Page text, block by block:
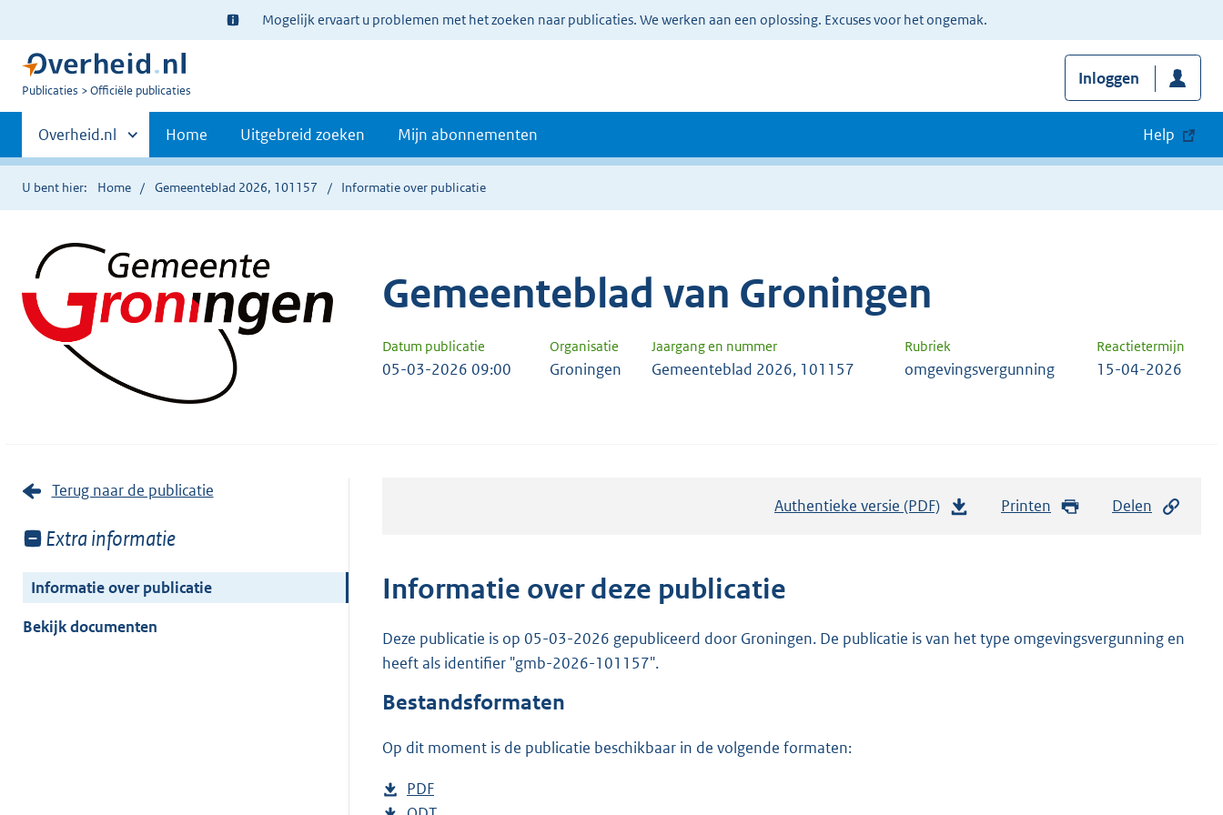
Ter
informatie:
Mogelijk ervaart u problemen met het zoeken naar publicaties. We werken aan een oplossing. Excuses voor het ongemak.
U
Publicaties Officiële publicaties
Inloggen
Primaire
navigatie
Andere
sites
binnen
Overheid.nl Home Uitgebreid zoeken Mijn abonnementen Help
U bent hier: Home Gemeenteblad 2026, 101157 Informatie over publicatie
Gemeenteblad van Groningen
Datum publicatie Organisatie Jaargang en nummer Rubriek Reactietermijn
05-03-2026 09:00 Groningen Gemeenteblad 2026, 101157 omgevingsvergunning 15-04-2026
Terug naar de publicatie
Toon
van:
Extra informatie
Informatie over publicatie
Bekijk documenten
Authentieke versie (PDF) Printen Delen
Informatie over deze publicatie
Deze publicatie is op 05-03-2026 gepubliceerd door Groningen. De publicatie is van het type omgevingsvergunning en
heeft als identifier "gmb-2026-101157".
Bestandsformaten
Op dit moment is de publicatie beschikbaar in de volgende formaten:
D
PDF